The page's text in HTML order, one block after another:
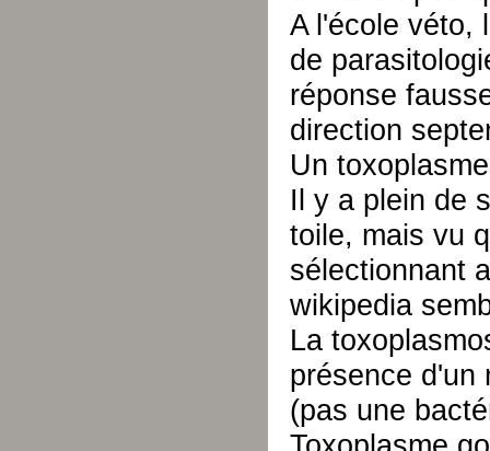
A l'école véto,
de
réponse
direction
Un
Il y a plein de
toile, mais vu
sélectionnant
wikipedia
La
présence d'un
(pas une